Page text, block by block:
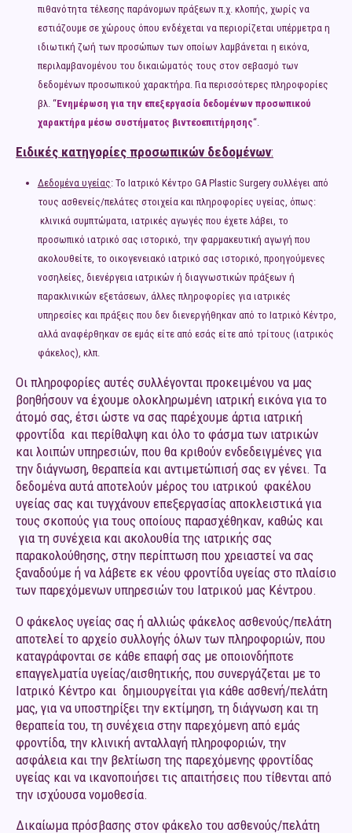
πιθανότητα τέλεσης παράνομων πράξεων π.χ. κλοπής, χωρίς να
εστιάζουμε σε χώρους όπου ενδέχεται να περιορίζεται υπέρμετρα η
ιδιωτική ζωή των προσώπων των οποίων λαμβάνεται η εικόνα,
περιλαμβανομένου του δικαιώματός τους στον σεβασμό των
δεδομένων προσωπικού χαρακτήρα. Για περισσότερες πληροφορίες
βλ. “Ενημέρωση για την επεξεργασία δεδομένων προσωπικού
χαρακτήρα μέσω συστήματος βιντεοεπιτήρησης“.
Ειδικές κατηγορίες προσωπικών δεδομένων:
Δεδομένα υγείας: Το Ιατρικό Κέντρο GA Plastic Surgery συλλέγει από
τους ασθενείς/πελάτες στοιχεία και πληροφορίες υγείας, όπως:
κλινικά συμπτώματα, ιατρικές αγωγές που έχετε λάβει, το
προσωπικό ιατρικό σας ιστορικό, την φαρμακευτική αγωγή που
ακολουθείτε, το οικογενειακό ιατρικό σας ιστορικό, προηγούμενες
νοσηλείες, διενέργεια ιατρικών ή διαγνωστικών πράξεων ή
παρακλινικών εξετάσεων, άλλες πληροφορίες για ιατρικές
υπηρεσίες και πράξεις που δεν διενεργήθηκαν από το Ιατρικό Κέντρο,
αλλά αναφέρθηκαν σε εμάς είτε από εσάς είτε από τρίτους (ιατρικός
φάκελος), κλπ.
Οι πληροφορίες αυτές συλλέγονται προκειμένου να μας
βοηθήσουν να έχουμε ολοκληρωμένη ιατρική εικόνα για το
άτομό σας, έτσι ώστε να σας παρέχουμε άρτια ιατρική
φροντίδα και περίθαλψη και όλο το φάσμα των ιατρικών
και λοιπών υπηρεσιών, που θα κριθούν ενδεδειγμένες για
την διάγνωση, θεραπεία και αντιμετώπισή σας εν γένει. Τα
δεδομένα αυτά αποτελούν μέρος του ιατρικού φακέλου
υγείας σας και τυγχάνουν επεξεργασίας αποκλειστικά για
τους σκοπούς για τους οποίους παρασχέθηκαν, καθώς και
για τη συνέχεια και ακολουθία της ιατρικής σας
παρακολούθησης, στην περίπτωση που χρειαστεί να σας
ξαναδούμε ή να λάβετε εκ νέου φροντίδα υγείας στο πλαίσιο
των παρεχόμενων υπηρεσιών του Ιατρικού μας Κέντρου.
Ο φάκελος υγείας σας ή αλλιώς φάκελος ασθενούς/πελάτη
αποτελεί το αρχείο συλλογής όλων των πληροφοριών, που
καταγράφονται σε κάθε επαφή σας με οποιονδήποτε
επαγγελματία υγείας/αισθητικής, που συνεργάζεται με το
Ιατρικό Κέντρο και δημιουργείται για κάθε ασθενή/πελάτη
μας, για να υποστηρίξει την εκτίμηση, τη διάγνωση και τη
θεραπεία του, τη συνέχεια στην παρεχόμενη από εμάς
φροντίδα, την κλινική ανταλλαγή πληροφοριών, την
ασφάλεια και την βελτίωση της παρεχόμενης φροντίδας
υγείας και να ικανοποιήσει τις απαιτήσεις που τίθενται από
την ισχύουσα νομοθεσία.
Δικαίωμα πρόσβασης στον φάκελο του ασθενούς/πελάτη